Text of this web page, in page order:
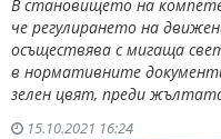
В становището на
че регулирането на
осъществява с мигаща
в нормативните
зелен цвят, преди
15.10.2021 16:24